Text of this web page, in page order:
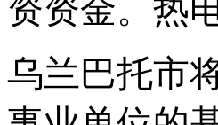
资资金。热
乌兰巴托市